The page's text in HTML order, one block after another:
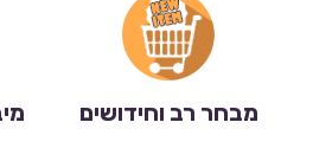
מבחר רב וחידושים